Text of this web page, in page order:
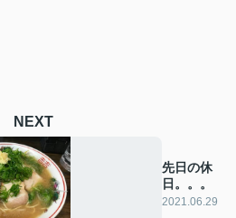
NEXT
先日の休
日。。。
2021.06.29